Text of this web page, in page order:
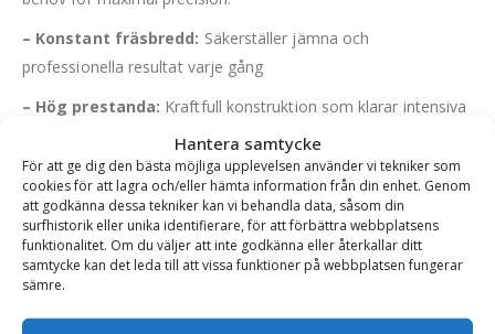
Hantera samtycke
För att ge dig den bästa möjliga upplevelsen använder vi tekniker som
cookies för att lagra och/eller hämta information från din enhet. Genom
att godkänna dessa tekniker kan vi behandla data, såsom din
surfhistorik eller unika identifierare, för att förbättra webbplatsens
funktionalitet. Om du väljer att inte godkänna eller återkallar ditt
samtycke kan det leda till att vissa funktioner på webbplatsen fungerar
sämre.
– Konstant fräsbredd: Säkerställer jämna och
professionella resultat varje gång
– Hög prestanda: Kraftfull konstruktion som klarar intensiva
– Effektiv avlägsning:Skär spår med raka kanter för en
enklare och mer effektiv arbetsprocess
– Materialåtervinning:De frästa massorna kan
återanvändas som fyllnadsmaterial, vilket bidrar till hållbarhet